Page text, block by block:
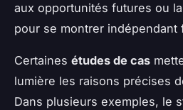
aux opportunités futures ou
pour se montrer indépendant
Certaines études de cas
lumière les raisons précises
Dans plusieurs exemples, le